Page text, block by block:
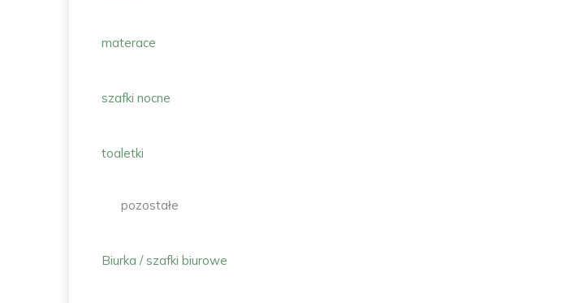
materace
szafki nocne
toaletki
pozostałe
Biurka / szafki biurowe